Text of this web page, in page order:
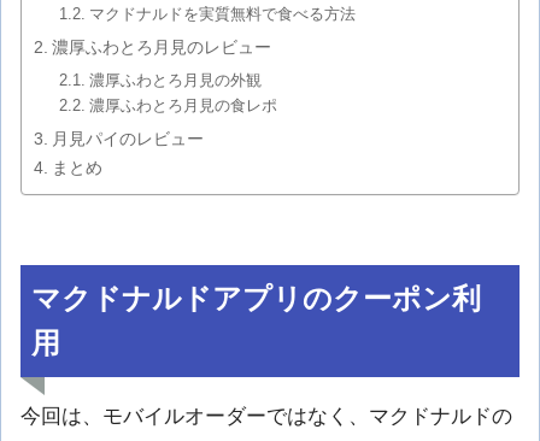
マクドナルドを実質無料で食べる方法
濃厚ふわとろ月見のレビュー
濃厚ふわとろ月見の外観
濃厚ふわとろ月見の食レポ
月見パイのレビュー
まとめ
マクドナルドアプリのクーポン利
用
今回は、モバイルオーダーではなく、マクドナルドの